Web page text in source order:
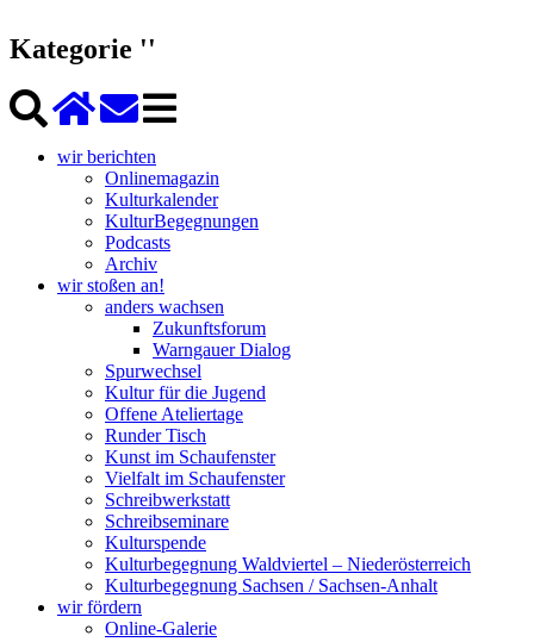
Kategorie ''
wir berichten
Onlinemagazin
Kulturkalender
KulturBegegnungen
Podcasts
Archiv
wir stoßen an!
anders wachsen
Zukunftsforum
Warngauer Dialog
Spurwechsel
Kultur für die Jugend
Offene Ateliertage
Runder Tisch
Kunst im Schaufenster
Vielfalt im Schaufenster
Schreibwerkstatt
Schreibseminare
Kulturspende
Kulturbegegnung Waldviertel – Niederösterreich
Kulturbegegnung Sachsen / Sachsen-Anhalt
wir fördern
Online-Galerie